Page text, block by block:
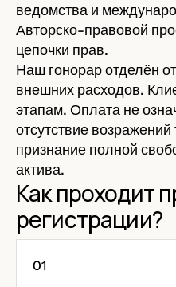
ведомства и
Авторско-правовой
цепочки прав.
Наш гонорар отделён
внешних расходов.
этапам. Оплата не
отсутствие возражений
признание полной
актива.
Как проходит
регистрации?